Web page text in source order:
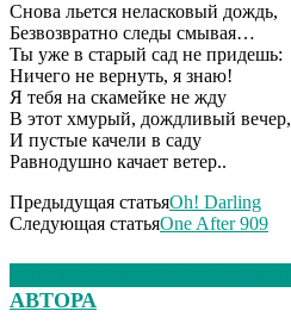
Снова льется неласковый дождь,
Безвозвратно следы смывая…
Ты уже в старый сад не придешь:
Ничего не вернуть, я знаю!
Я тебя на скамейке не жду
В этот хмурый, дождливый вечер,
И пустые качели в саду
Равнодушно качает ветер..
Предыдущая статьяOh! Darling
Следующая статьяOne After 909
АВТОРА